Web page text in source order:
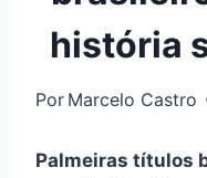
história
Por Marcelo Castro
Palmeiras títulos